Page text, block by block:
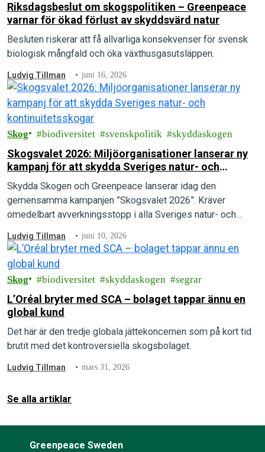
Riksdagsbeslut om skogspolitiken – Greenpeace
varnar för ökad förlust av skyddsvärd natur
Besluten riskerar att få allvarliga konsekvenser för svensk
biologisk mångfald och öka växthusgasutsläppen.
Ludvig Tillman juni 16, 2026
Skog biodiversitet svenskpolitik skyddaskogen
Skogsvalet 2026: Miljöorganisationer lanserar ny
kampanj för att skydda Sveriges natur- och
kontinuitetsskogar
Skydda Skogen och Greenpeace lanserar idag den
gemensamma kampanjen ”Skogsvalet 2026”. Kräver
omedelbart avverkningsstopp i alla Sveriges natur- och
Ludvig Tillman juni 10, 2026
Skog biodiversitet skyddaskogen segrar
L’Oréal bryter med SCA – bolaget tappar ännu en
global kund
Det här är den tredje globala jättekoncernen som på kort tid
brutit med det kontroversiella skogsbolaget.
Ludvig Tillman mars 31, 2026
Se alla artiklar
Greenpeace Sweden